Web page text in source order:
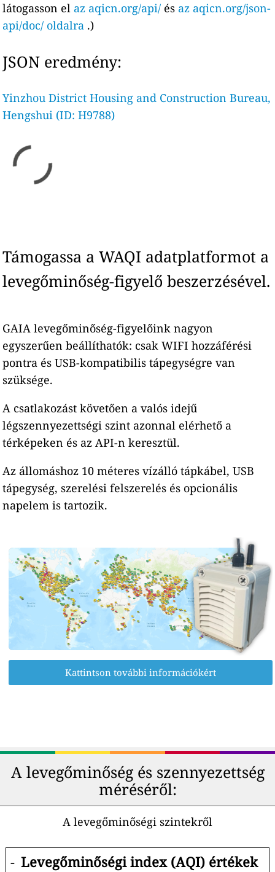
látogasson el az aqicn.org/api/ és az aqicn.org/json-
api/doc/ oldalra .)
JSON eredmény:
Yinzhou District Housing and Construction Bureau,
Hengshui (ID: H9788)
Támogassa a WAQI adatplatformot a
levegőminőség-figyelő beszerzésével.
GAIA levegőminőség-figyelőink nagyon
egyszerűen beállíthatók: csak WIFI hozzáférési
pontra és USB-kompatibilis tápegységre van
szüksége.
A csatlakozást követően a valós idejű
légszennyezettségi szint azonnal elérhető a
térképeken és az API-n keresztül.
Az állomáshoz 10 méteres vízálló tápkábel, USB
tápegység, szerelési felszerelés és opcionális
napelem is tartozik.
Kattintson további információkért
A levegőminőség és szennyezettség
méréséről:
A levegőminőségi szintekről
- Levegőminőségi index (AQI) értékek